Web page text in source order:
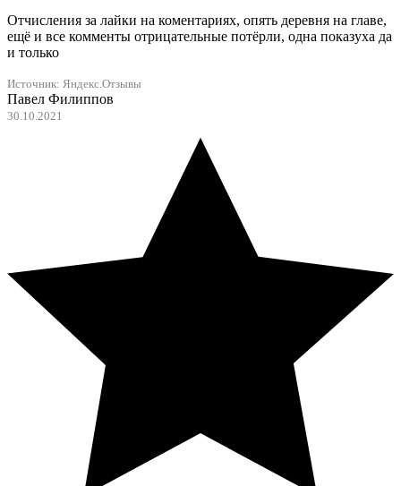
Отчисления за лайки на коментариях, опять деревня на главе,
ещё и все комменты отрицательные потёрли, одна показуха да
и только
Источник: Яндекс.Отзывы
Павел Филиппов
30.10.2021